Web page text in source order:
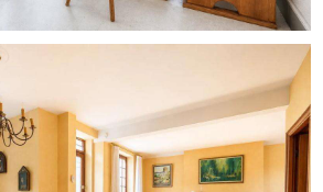
un espace de travail à domicile. La
intégrés facilite le rangement et
complètent l'ensemble avec une
: une cave d'environ 50 m2, une
au quotidien et un stationnement